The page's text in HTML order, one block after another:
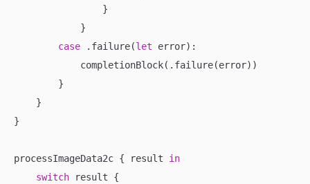
                }
            }
case .failure(let error):
            completionBlock(.failure(error))
        }
    }
}
processImageData2c { result in
switch result {